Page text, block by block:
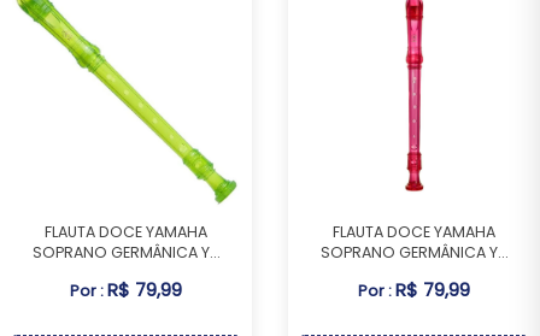
FLAUTA DOCE YAMAHA
SOPRANO GERMÂNICA Y...
Por :R$ 79,99
FLAUTA DOCE YAMAHA
SOPRANO GERMÂNICA Y...
Por :R$ 79,99